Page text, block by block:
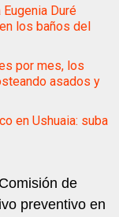
Duré
los baños del
por mes, los
asados y
en Ushuaia: suba
de
preventivo en